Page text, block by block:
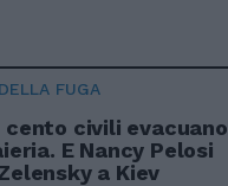
FUGA
civili evacuano
E Nancy Pelosi
a Kiev